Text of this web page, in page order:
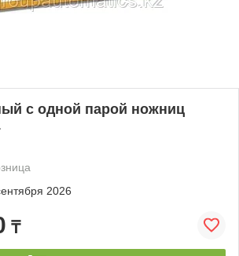
с одной парой ножниц
2026
₸